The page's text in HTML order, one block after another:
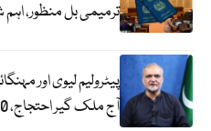
ترمیمی بل منظور،
پیٹرولیم لیوی اور
آج ملک گیر احتجاج، 510 شاہراہوں پر دھرنوں کا اعلان